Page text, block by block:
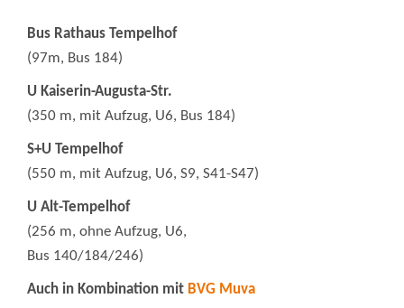
Bus Rathaus Tempelhof
(97m, Bus 184)
U Kaiserin-Augusta-Str.
(350 m, mit Aufzug, U6, Bus 184)
S+U Tempelhof
(550 m, mit Aufzug, U6, S9, S41-S47)
U Alt-Tempelhof
(256 m, ohne Aufzug, U6,
Bus 140/184/246)
Auch in Kombination mit BVG Muva